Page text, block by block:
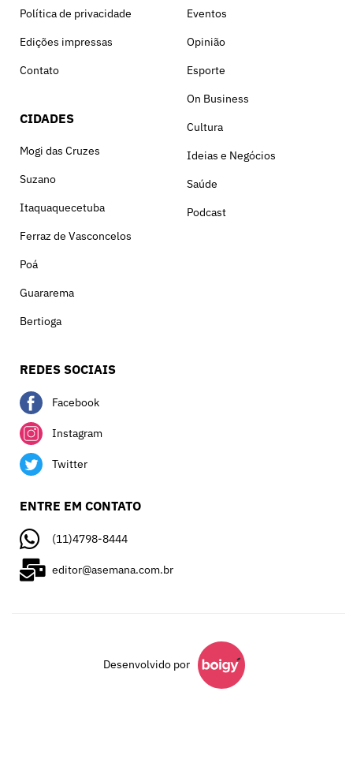
Política de privacidade
Edições impressas
Contato
CIDADES
Mogi das Cruzes
Suzano
Itaquaquecetuba
Ferraz de Vasconcelos
Poá
Guararema
Bertioga
Eventos
Opinião
Esporte
On Business
Cultura
Ideias e Negócios
Saúde
Podcast
REDES SOCIAIS
Facebook
Instagram
Twitter
ENTRE EM CONTATO
(11)4798-8444
editor@asemana.com.br
Desenvolvido por